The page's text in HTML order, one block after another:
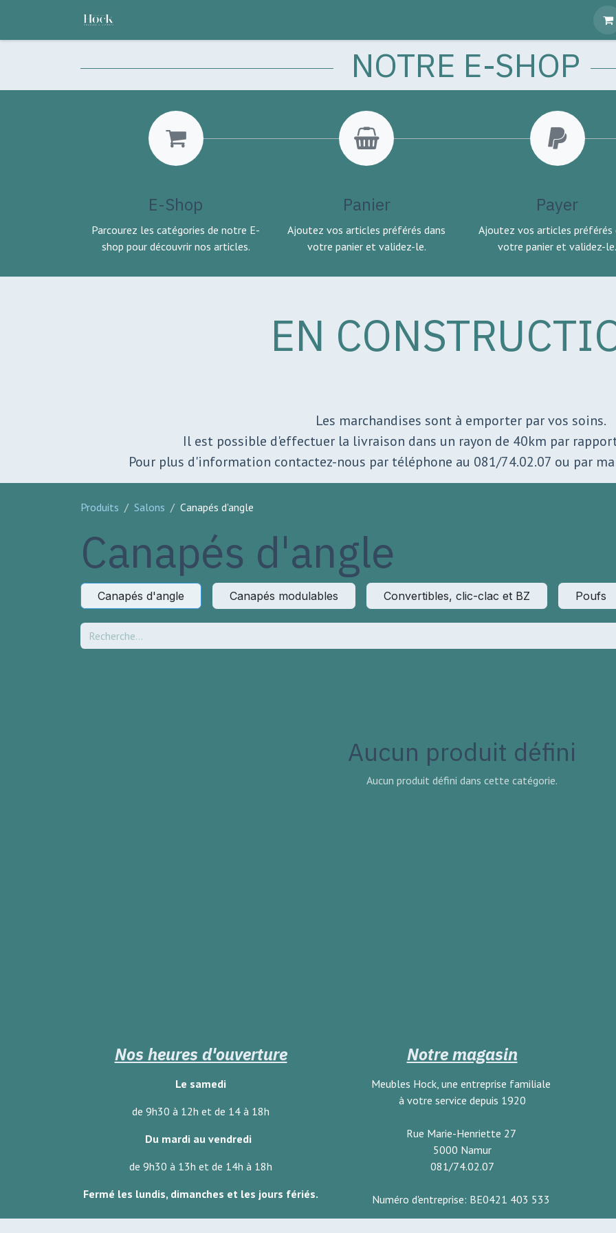
NOTRE E-SHOP
E-Shop
Parcourez les catégories de notre E-
shop pour découvrir nos articles.
Panier
Ajoutez vos articles préférés dans
votre panier et validez-le.
Payer
Ajoutez vos articles préférés
votre panier et validez-le.
EN
Les marchandises sont à emporter par vos soins.
Il est possible d'effectuer la livraison dans un rayon de 40km par
Pour plus d'information contactez-nous par téléphone au 081/74.02.07 ou par
Produits Salons Canapés d'angle
Canapés d'angle
Canapés d'angle Canapés modulables Convertibles, clic-clac et BZ Poufs
Aucun produit défini
Aucun produit défini dans cette catégorie.
Nos heures d'ouverture
Le samedi
de 9h30 à 12h et de 14 à 18h
Du mardi au vendredi
de 9h30 à 13h et de 14h à 18h
Fermé les lundis, dimanches et les jours fériés.
Notre magasin
Meubles Hock, une entreprise familiale
à votre service depuis 1920
Rue Marie-Henriette 27
5000 Namur
081/74.02.07
Numéro d'entreprise: BE0421 403 533